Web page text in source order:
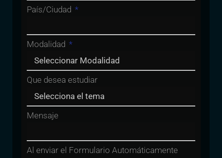
País/Ciudad
Modalidad
Que desea estudiar
Mensaje
Al enviar el Formulario Automáticamente